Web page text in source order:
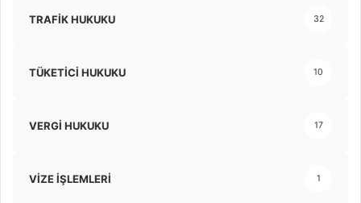
TRAFİK HUKUKU 32
TÜKETİCİ HUKUKU 10
VERGİ HUKUKU 17
VİZE İŞLEMLERİ 1